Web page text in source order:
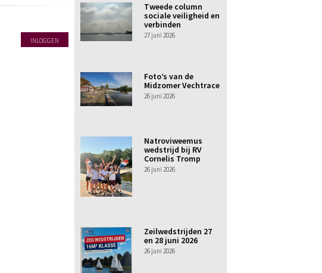
INLOGGEN
Tweede column
sociale veiligheid en
verbinden
27 juni 2026
Foto’s van de
Midzomer Vechtrace
26 juni 2026
Natroviweemus
wedstrijd bij RV
Cornelis Tromp
26 juni 2026
Zeilwedstrijden 27
en 28 juni 2026
26 juni 2026